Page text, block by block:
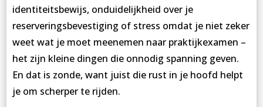
identiteitsbewijs, onduidelijkheid over je
reserveringsbevestiging of stress omdat je niet zeker
weet wat je moet meenemen naar praktijkexamen –
het zijn kleine dingen die onnodig spanning geven.
En dat is zonde, want juist die rust in je hoofd helpt
je om scherper te rijden.